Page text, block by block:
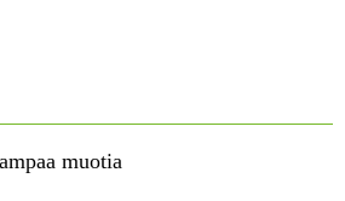
muotia